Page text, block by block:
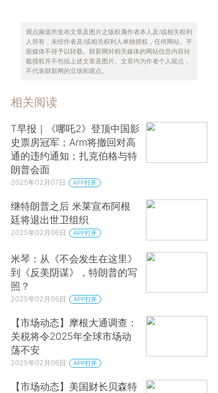
观点频道所发布文章及图片之版权属作者本人及/或相关权利
人所有，未经作者及/或相关权利人单独授权，任何网站、平
面媒体不得予以转载。财新网对相关媒体的网站信息内容转
载授权并不包括上述文章及图片。文章均为作者个人观点，
不代表财新网的立场和观点。
相关阅读
T早报｜《哪吒2》登顶中国影
史票房冠军；Arm将撤回对高
通的违约通知；扎克伯格与特
朗普会面
2025年02月07日 APP打开
继特朗普之后 米莱宣布阿根
廷将退出世卫组织
2025年02月06日 APP打开
米琴：从《不会发生在这里》
到《反美阴谋》，特朗普的写
照？
2025年02月06日 APP打开
【市场动态】摩根大通调查：
关税将令2025年全球市场动
荡不安
2025年02月06日 APP打开
【市场动态】美国财长贝森特